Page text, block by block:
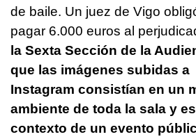
de baile. Un juez de Vigo
pagar 6.000 euros al
la Sexta Sección de la
que las imágenes subidas a
Instagram consistían en un
ambiente de toda la sala y
contexto de un evento